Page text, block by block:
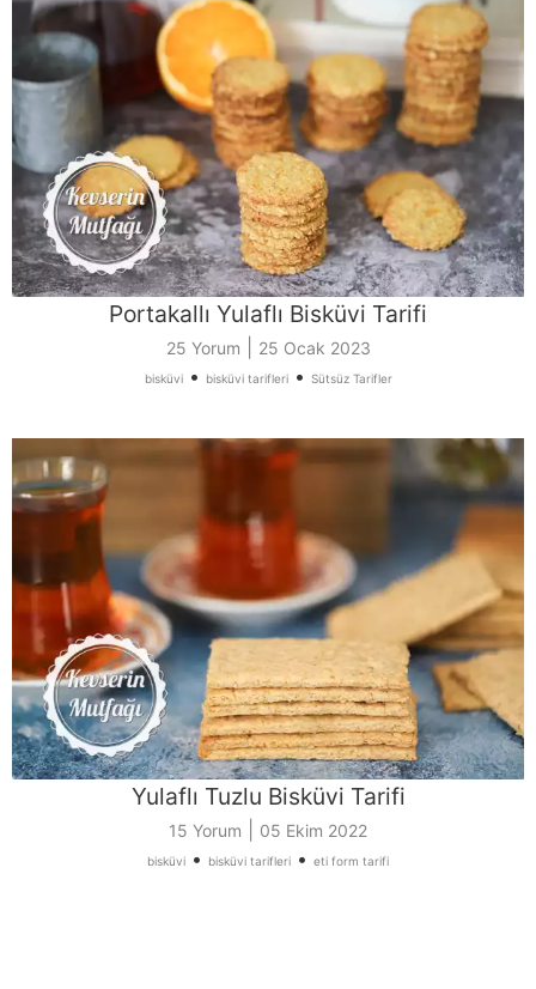
Portakallı Yulaflı Bisküvi Tarifi
25 Yorum 25 Ocak 2023
bisküvi• bisküvi tarifleri• Sütsüz Tarifler
Yulaflı Tuzlu Bisküvi Tarifi
15 Yorum 05 Ekim 2022
bisküvi • bisküvi tarifleri • eti form tarifi